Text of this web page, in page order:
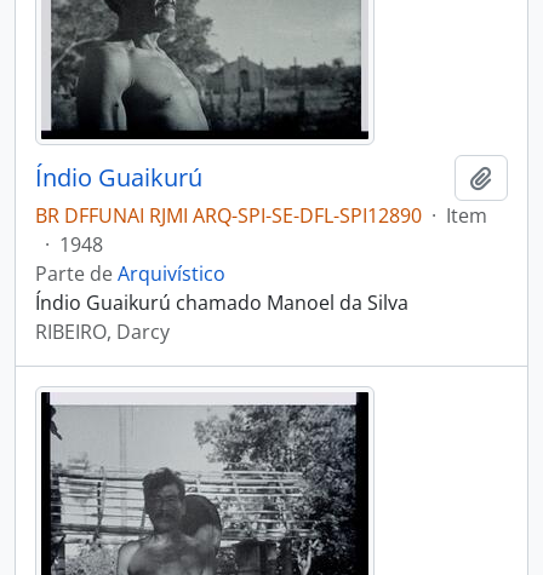
Índio Guaikurú
BR DFFUNAI RJMI ARQ-SPI-SE-DFL-SPI12890 · Item
· 1948
Parte deArquivístico
Índio Guaikurú chamado Manoel da Silva
RIBEIRO, Darcy